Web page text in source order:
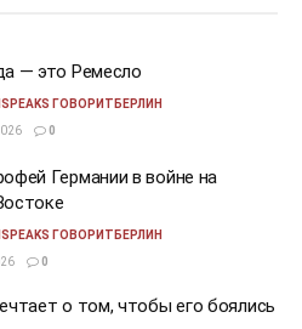
— это Ремесло
ГОВОРИТБЕРЛИН
0
Германии в войне на
ГОВОРИТБЕРЛИН
0
о том, чтобы его боялись